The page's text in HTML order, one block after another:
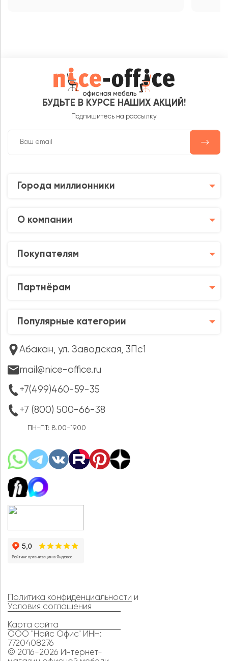
БУДЬТЕ В КУРСЕ НАШИХ АКЦИЙ!
Подпишитесь на рассылку
Города миллионники
О компании
Покупателям
Партнёрам
Популярные категории
Абакан, ул. Заводская, 3Пс1
mail@nice-office.ru
+7(499)460-59-35
+7 (800) 500-66-38
ПН-ПТ: 8.00-19.00
Политика конфиденциальности и
Условия соглашения
Карта сайта
ООО "Найс Офис" ИНН:
7720408276
© 2016-2026 Интернет-